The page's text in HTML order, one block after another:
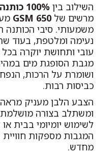
השילוב בין 100% כותנה איכותית
מרשים של 650 GSM
משמעותי. סיבי הכותנה
נעימה ומלטפת, בעוד
עובי ותחושת יוקרה
מגבת הסופגת מים
ושומרת על הרכות,
כביסות רבות.
הצבע הלבן מעניק מראה
ומשתלב בצורה
לשימוש יומיומי בבית
המגבות מספקות
מחדש.